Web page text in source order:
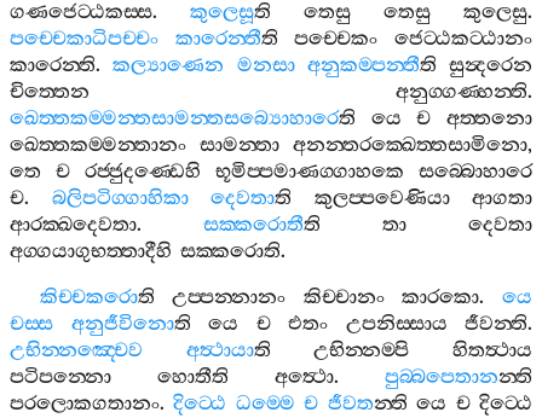
ගණජෙට‍්ඨකස‍්ස. කුලෙසූති තෙසු තෙසු කුලෙසු.
පච‍්චෙකාධිපච‍්චං
කාරෙන‍්තීති පච‍්චෙකං
ජෙට‍්ඨකට‍්ඨානං
කාරෙන‍්ති.කල්‍යාණෙන මනසා අනුකම‍්පන‍්තීති සුන්‍දරෙන
චිත‍්තෙන
අනුග‍්ගණ‍්හන‍්ති.
ඛෙත‍්තකම‍්මන‍්තසාමන‍්තසබ්‍යොහාරෙති යෙ ච
අත‍්තනො
ඛෙත‍්තකම‍්මන‍්තානං සාමන‍්තා අනන‍්තරක‍්ඛෙත‍්තසාමිනො,
තෙ
ච රජ‍්ජුදණ‍්ඩෙහි භූමිප‍්පමාණග‍්ගාහකෙ
සබ‍්බොහාරෙ
ච. බලිපටිග‍්ගාහිකා දෙවතාති කුලප‍්පවෙණියා
ආගතා
ආරක‍්ඛදෙවතා. සක‍්කරොතීති තා
දෙවතා
අග‍්ගයාගුභත‍්තාදීහි සක‍්කරොති.
කිච‍්චකරොති උප‍්පන‍්නානං කිච‍්චානං කාරකො. යෙ
චස‍්ස
අනුජීවිනොති යෙ ච එතං උපනිස‍්සාය ජීවන‍්ති.
උභින‍්නඤ‍්චෙව
අත්‍ථායාති උභින‍්නම‍්පි
හිතත්‍ථාය
පටිපන‍්නො
හොතීති අත්‍ථො. පුබ‍්බපෙතානන‍්ති
පරලොකගතානං.දිට‍්ඨෙ ධම‍්මෙ ච ජීවතන‍්ති යෙ ච දිට‍්ඨෙ